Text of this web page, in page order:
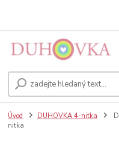
Úvod DUHOVKA 4-nitka
nitka